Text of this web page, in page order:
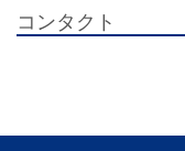
コンタクト